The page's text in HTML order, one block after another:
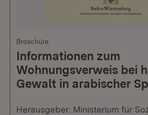
Broschüre
Informationen zum
Wohnungsverweis bei
Gewalt in arabischer
Herausgeber: Ministerium für